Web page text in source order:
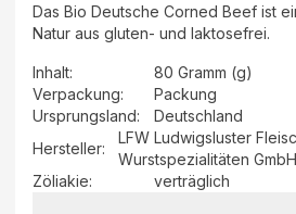
Das Bio Deutsche Corned Beef ist
Natur aus gluten- und laktosefrei.
Inhalt:
80 Gramm (g)
Verpackung:
Packung
Ursprungsland:
Deutschland
Hersteller:
LFW Ludwigsluster
Wurstspezialitäten
Zöliakie:
verträglich